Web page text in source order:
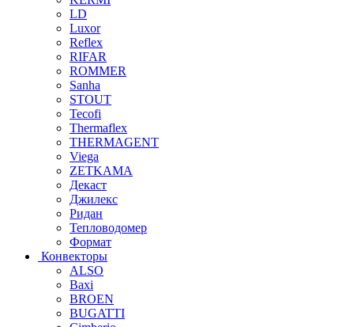
LD
Luxor
Reflex
RIFAR
ROMMER
Sanha
STOUT
Tecofi
Thermaflex
THERMAGENT
Viega
ZETKAMA
Декаст
Джилекс
Ридан
Тепловодомер
Формат
Конвекторы
ALSO
Baxi
BROEN
BUGATTI